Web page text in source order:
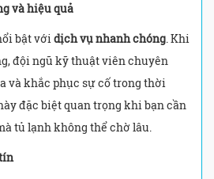
và hiệu quả
bật vớidịch vụ nhanh chóng. Khi
đội ngũ kỹ thuật viên chuyên
và khắc phục sự cố trong thời
đặc biệt quan trọng khi bạn cần
tủ lạnh không thể chờ lâu.